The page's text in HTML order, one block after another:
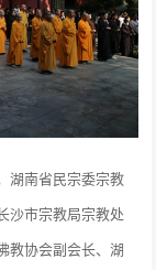
湖南省民宗委宗教
沙市宗教局宗教处
教协会副会长、湖